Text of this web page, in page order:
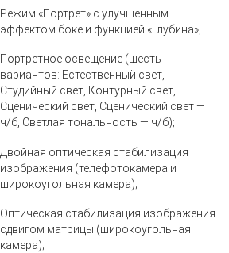
Режим «Портрет» с улучшенным
эффектом боке и функцией «Глубина»;
Портретное освещение (шесть
вариантов: Естественный свет,
Студийный свет, Контурный свет,
Сценический свет, Сценический свет —
ч/б, Светлая тональность — ч/б);
Двойная оптическая стабилизация
изображения (телефотокамера и
широкоугольная камера);
Оптическая стабилизация изображения
сдвигом матрицы (широкоугольная
камера);